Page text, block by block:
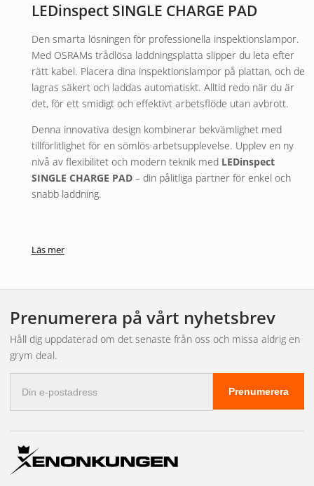
LEDinspect SINGLE CHARGE PAD
Den smarta lösningen för professionella inspektionslampor.
Med OSRAMs trådlösa laddningsplatta slipper du leta efter
rätt kabel. Placera dina inspektionslampor på plattan, och de
lagras säkert och laddas automatiskt. Alltid redo när du är
det, för ett smidigt och effektivt arbetsflöde utan avbrott.
Denna innovativa design kombinerar bekvämlighet med
tillförlitlighet för en sömlös arbetsupplevelse. Upplev en ny
nivå av flexibilitet och modern teknik med LEDinspect
SINGLE CHARGE PAD– din pålitliga partner för enkel och
snabb laddning.
Läs mer
Prenumerera på vårt nyhetsbrev
Håll dig uppdaterad om det senaste från oss och missa aldrig en
grym deal.
postadress
Prenumerera